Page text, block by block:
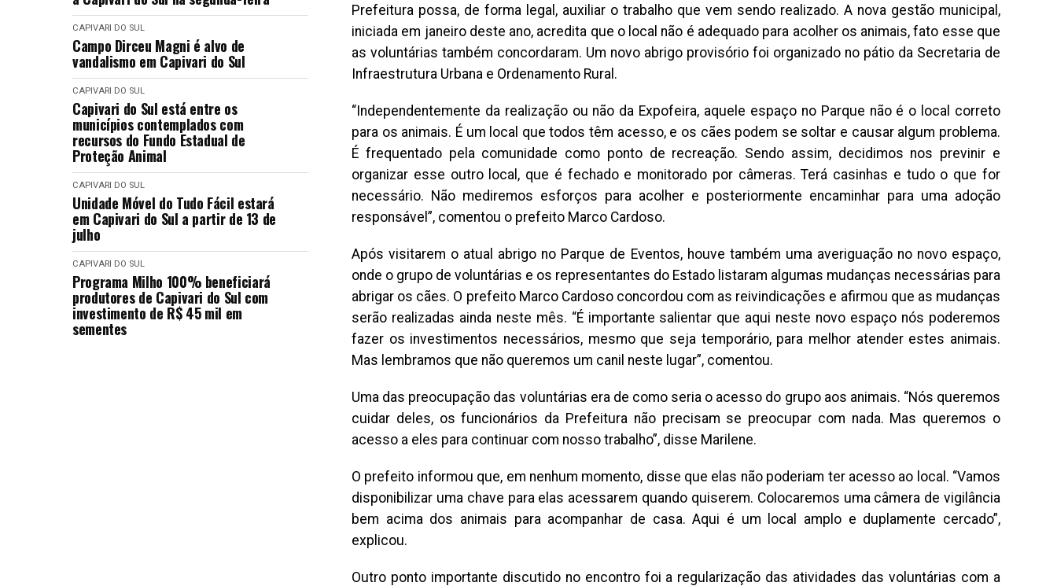
CAPIVARI DO SUL
Campo Dirceu Magni é alvo de
vandalismo em Capivari do Sul
CAPIVARI DO SUL
Capivari do Sul está entre os
municípios contemplados com
recursos do Fundo Estadual de
Proteção Animal
CAPIVARI DO SUL
Unidade Móvel do Tudo Fácil estará
em Capivari do Sul a partir de 13 de
julho
CAPIVARI DO SUL
Programa Milho 100% beneficiará
produtores de Capivari do Sul com
investimento de R$ 45 mil em
sementes
Prefeitura possa, de forma legal, auxiliar o trabalho que vem sendo realizado. A nova gestão municipal,
iniciada em janeiro deste ano, acredita que o local não é adequado para acolher os animais, fato esse que
as voluntárias também concordaram. Um novo abrigo provisório foi organizado no pátio da Secretaria de
Infraestrutura Urbana e Ordenamento Rural.
“Independentemente da realização ou não da Expofeira, aquele espaço no Parque não é o local correto
para os animais. É um local que todos têm acesso, e os cães podem se soltar e causar algum problema.
É frequentado pela comunidade como ponto de recreação. Sendo assim, decidimos nos previnir e
organizar esse outro local, que é fechado e monitorado por câmeras. Terá casinhas e tudo o que for
necessário. Não mediremos esforços para acolher e posteriormente encaminhar para uma adoção
responsável”, comentou o prefeito Marco Cardoso.
Após visitarem o atual abrigo no Parque de Eventos, houve também uma averiguação no novo espaço,
onde o grupo de voluntárias e os representantes do Estado listaram algumas mudanças necessárias para
abrigar os cães. O prefeito Marco Cardoso concordou com as reivindicações e afirmou que as mudanças
serão realizadas ainda neste mês. “É importante salientar que aqui neste novo espaço nós poderemos
fazer os investimentos necessários, mesmo que seja temporário, para melhor atender estes animais.
Mas lembramos que não queremos um canil neste lugar”, comentou.
Uma das preocupação das voluntárias era de como seria o acesso do grupo aos animais. “Nós queremos
cuidar deles, os funcionários da Prefeitura não precisam se preocupar com nada. Mas queremos o
acesso a eles para continuar com nosso trabalho”, disse Marilene.
O prefeito informou que, em nenhum momento, disse que elas não poderiam ter acesso ao local. “Vamos
disponibilizar uma chave para elas acessarem quando quiserem. Colocaremos uma câmera de vigilância
bem acima dos animais para acompanhar de casa. Aqui é um local amplo e duplamente cercado”,
explicou.
Outro ponto importante discutido no encontro foi a regularização das atividades das voluntárias com a